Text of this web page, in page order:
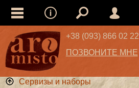
+38 (093) 866 02 22
ПОЗВОНИТЕ МНЕ
Сервизы и наборы